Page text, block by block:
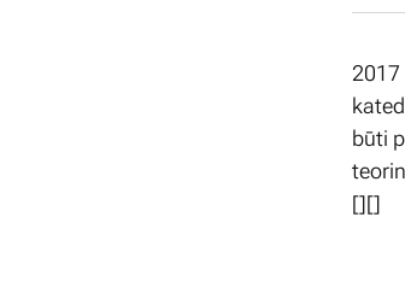
būti
[][]